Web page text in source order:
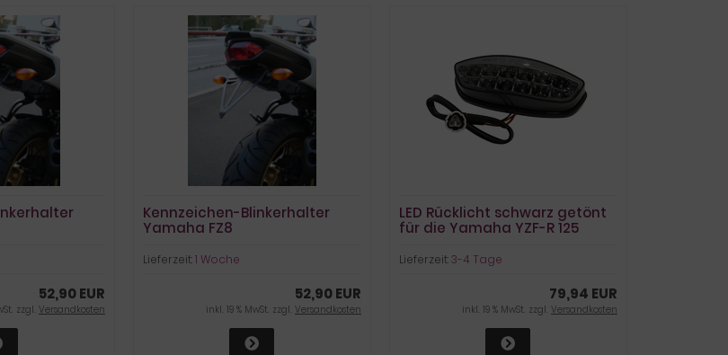
52,90 EUR
zzgl. Versandkosten
Kennzeichen-Blinkerhalter
Yamaha FZ8
Lieferzeit:1 Woche
52,90 EUR
inkl. 19 % MwSt. zzgl. Versandkosten
LED Rücklicht schwarz getönt
für die Yamaha YZF-R 125
Lieferzeit:3-4 Tage
79,94 EUR
inkl. 19 % MwSt. zzgl. Versandkosten